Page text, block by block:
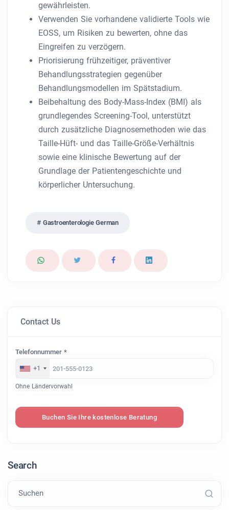
gewährleisten.
Verwenden Sie vorhandene validierte Tools wie
EOSS, um Risiken zu bewerten, ohne das
Eingreifen zu verzögern.
Priorisierung frühzeitiger, präventiver
Behandlungsstrategien gegenüber
Behandlungsmodellen im Spätstadium.
Beibehaltung des Body-Mass-Index (BMI) als
grundlegendes Screening-Tool, unterstützt
durch zusätzliche Diagnosemethoden wie das
Taille-Hüft- und das Taille-Größe-Verhältnis
sowie eine klinische Bewertung auf der
Grundlage der Patientengeschichte und
körperlicher Untersuchung.
Gastroenterologie German
Contact Us
Telefonnummer *
+1
Ohne Ländervorwahl
Buchen Sie Ihre kostenlose Beratung
Search
Suchen